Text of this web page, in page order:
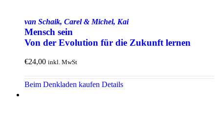
van Schaik, Carel & Michel, Kai
Mensch sein
Von der Evolution für die Zukunft lernen
€24,00 inkl. MwSt
Beim Denkladen kaufen Details